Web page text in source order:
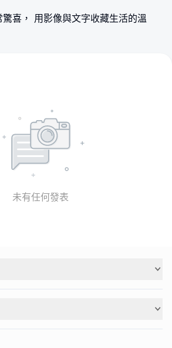
喜， 用影像與文字收藏生活的溫
未有任何發表